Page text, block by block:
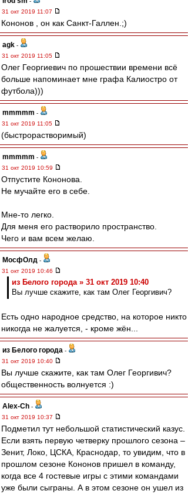
31 окт 2019 11:07
Кононов , он как Санкт-Галлен.;)
agk -
31 окт 2019 11:05
Олег Георгиевич по прошествии времени всё
больше напоминает мне графа Калиостро от
футбола)))
mmmmm -
31 окт 2019 11:05
(быстрорастворимый)
mmmmm -
31 окт 2019 10:59
Отпустите Кононова.
Не мучайте его в себе.
Мне-то легко.
Для меня его растворило пространство.
Чего и вам всем желаю.
МосфОлд -
31 окт 2019 10:46
из Белого города » 31 окт 2019 10:40
Вы лучше скажите, как там Олег Георгивич?
Есть одно народное средство, на которое никто
никогда не жалуется, - кроме жён...
из Белого города -
31 окт 2019 10:40
Вы лучше скажите, как там Олег Георгивич?
общественность волнуется :)
Alex-Ch -
31 окт 2019 10:37
Подметил тут небольшой статистический казус.
Если взять первую четверку прошлого сезона –
Зенит, Локо, ЦСКА, Краснодар, то увидим, что в
прошлом сезоне Кононов пришел в команду,
когда все 4 гостевые игры с этими командами
уже были сыграны. А в этом сезоне он ушел из